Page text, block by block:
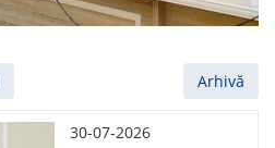
Arhivă
30-07-2026